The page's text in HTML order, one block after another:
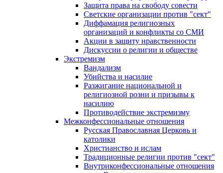
Защита права на свободу совести
Светские организации против "сект"
Диффамация религиозных
организаций и конфликты со СМИ
Акции в защиту нравственности
Дискуссии о религии и обществе
Экстремизм
Вандализм
Убийства и насилие
Разжигание национальной и
религиозной розни и призывы к
насилию
Противодействие экстремизму
Межконфессиональные отношения
Русская Православная Церковь и
католики
Христианство и ислам
Традиционные религии против "сект"
Внутриконфессиональные отношения